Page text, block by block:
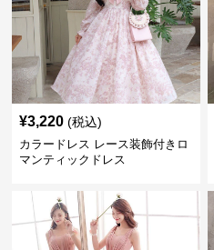
¥3,220 (税込)
カラードレス レース装飾付きロ
マンティックドレス